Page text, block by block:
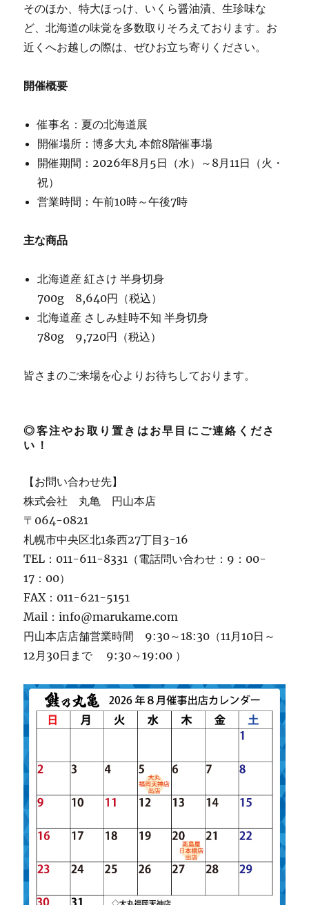
そのほか、特大ほっけ、いくら醤油漬、生珍味な
ど、北海道の味覚を多数取りそろえております。お
近くへお越しの際は、ぜひお立ち寄りください。
開催概要
催事名：夏の北海道展
開催場所：博多大丸 本館8階催事場
開催期間：2026年8月5日（水）～8月11日（火・
祝）
営業時間：午前10時～午後7時
主な商品
北海道産 紅さけ 半身切身
700g 8,640円（税込）
北海道産 さしみ鮭時不知 半身切身
780g 9,720円（税込）
皆さまのご来場を心よりお待ちしております。
◎客注やお取り置きはお早目にご連絡くださ
い！
【お問い合わせ先】
株式会社 丸亀 円山本店
〒064-0821
札幌市中央区北1条西27丁目3-16
TEL：011-611-8331（電話問い合わせ：9：00-
17：00）
FAX：011-621-5151
Mail：info@marukame.com
円山本店店舗営業時間 9:30～18:30（11月10日～
12月30日まで 9:30～19:00 ）